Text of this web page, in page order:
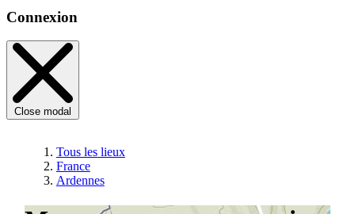
Connexion
Close modal
Tous les lieux
France
Ardennes